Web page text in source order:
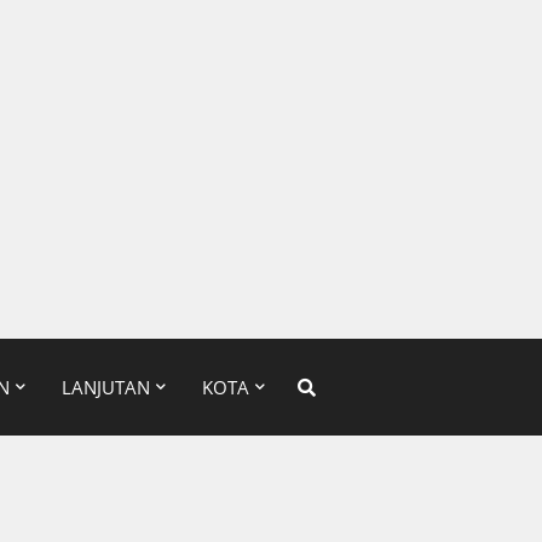
LANJUTAN KOTA